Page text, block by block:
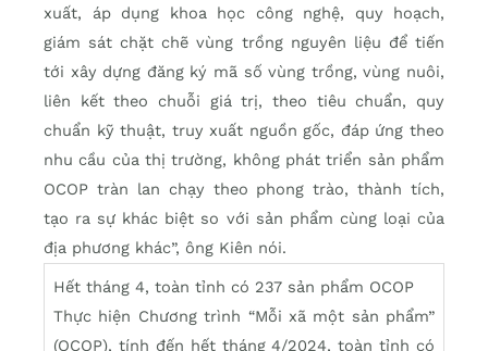
xuất, áp dụng khoa học công nghệ, quy hoạch,
giám sát chặt chẽ vùng trồng nguyên liệu để tiến
tới xây dựng đăng ký mã số vùng trồng, vùng nuôi,
liên kết theo chuỗi giá trị, theo tiêu chuẩn, quy
chuẩn kỹ thuật, truy xuất nguồn gốc, đáp ứng theo
nhu cầu của thị trường, không phát triển sản phẩm
OCOP tràn lan chạy theo phong trào, thành tích,
tạo ra sự khác biệt so với sản phẩm cùng loại của
địa phương khác”, ông Kiên nói.
Hết tháng 4, toàn tỉnh có 237 sản phẩm OCOP
Thực hiện Chương trình “Mỗi xã một sản phẩm”
(OCOP), tính đến hết tháng 4/2024, toàn tỉnh có